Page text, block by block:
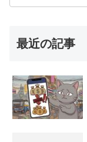
最近の記事